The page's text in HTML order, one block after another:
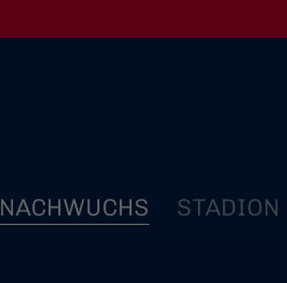
NACHWUCHS STADION